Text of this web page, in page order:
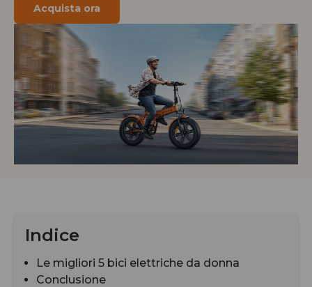
Acquista ora
Indice
Le migliori 5 bici elettriche da donna
Conclusione